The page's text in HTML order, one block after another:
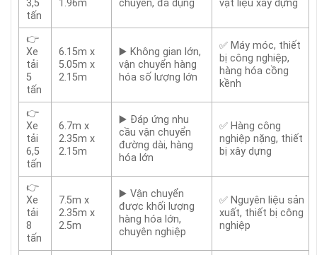
3,5
tấn
1.96m chuyển, đa dụng vật liệu xây dựng
👉
Xe
tải
5
tấn
6.15m x
5.05m x
2.15m
▶️ Không gian lớn,
vận chuyển hàng
hóa số lượng lớn
✅ Máy móc, thiết
bị công nghiệp,
hàng hóa cồng
kềnh
👉
Xe
tải
6,5
tấn
6.7m x
2.35m x
2.15m
▶️ Đáp ứng nhu
cầu vận chuyển
đường dài, hàng
hóa lớn
✅ Hàng công
nghiệp nặng, thiết
bị xây dựng
👉
Xe
tải
8
tấn
7.5m x
2.35m x
2.5m
▶️ Vận chuyển
được khối lượng
hàng hóa lớn,
chuyên nghiệp
✅ Nguyên liệu sản
xuất, thiết bị công
nghiệp